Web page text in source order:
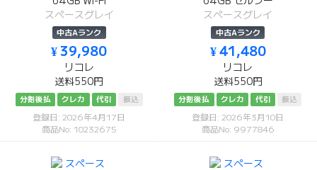
スペースグレイ
中古Aランク
¥ 39,980
リコレ
送料550円
分割後払 クレカ 代引 振込
登録日: 2026年4月17日
商品No: 10232675
スペースグレイ
中古Aランク
¥ 41,480
リコレ
送料550円
分割後払 クレカ 代引 振込
登録日: 2026年3月10日
商品No: 9977846